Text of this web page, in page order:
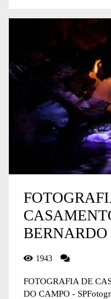
1943
FOTOGRAFIA DE
DO CAMPO -